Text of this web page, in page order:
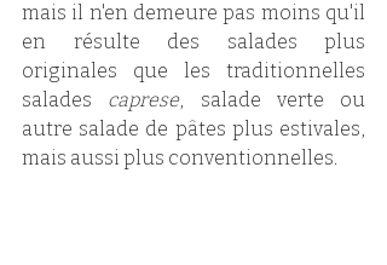
mais il n'en demeure pas moins qu'il
en résulte des salades plus
originales que les traditionnelles
salades caprese, salade verte ou
autre salade de pâtes plus estivales,
mais aussi plus conventionnelles.